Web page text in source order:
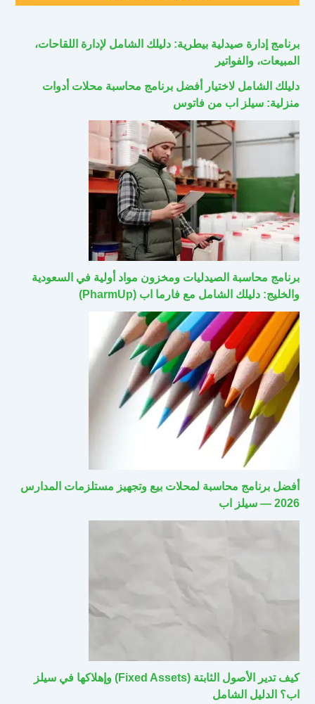
برنامج إدارة صيدلية بيطرية: دليلك الشامل لإدارة اللقاحات،
المبيعات، والفواتير
دليلك الشامل لاختيار أفضل برنامج محاسبة محلات أدوات
منزلية: سيلز اب من فاتوس
برنامج محاسبة الصيدليات ومخزون مواد أولية في السعودية
والخليج: دليلك الشامل مع فارما اب (PharmUp)
أفضل برنامج محاسبة لمحلات بيع وتجهيز مستلزمات المدارس
2026 — سيلز اب
كيف تدير الأصول الثابتة (Fixed Assets) وإهلاكها في سيلز
اب؟ الدليل الشامل